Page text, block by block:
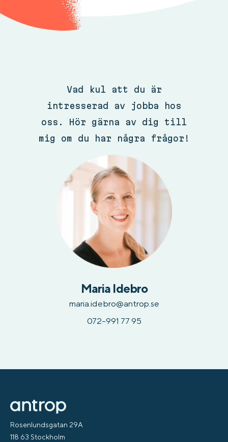
Vad kul att du är
intresserad av jobba hos
oss. Hör gärna av dig till
mig om du har några frågor!
Maria Idebro
maria.idebro@antrop.se
072-991 77 95
Rosenlundsgatan 29A
118 63 Stockholm